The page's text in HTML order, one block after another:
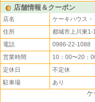
店舗情報＆クーポン
店名
ケーキハウス
住所
都城市上川東1-
電話
0986-22-1088
営業時間
10：00〜20：
定休日
不定休
駐車場
あり
ケ